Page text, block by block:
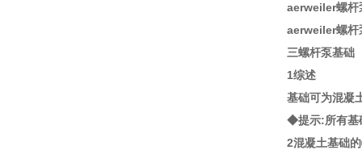
aerweiler螺杆
aerweiler螺杆
三螺杆泵基础
1综述
基础可为混凝
◆提示:所有基
2混凝土基础